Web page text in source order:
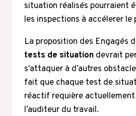
situation réalisés pourraient
les inspections à accélerer le
La proposition des Engagés
tests de situation devrait
s’attaquer à d’autres
fait que chaque test de
réactif requière actuellement
l’auditeur du travail.